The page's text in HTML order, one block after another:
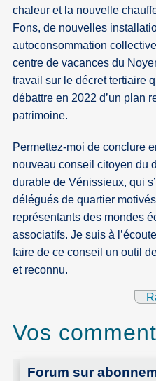
chaleur et la nouvelle
Fons, de nouvelles
autoconsommation
centre de vacances du
travail sur le décret tertiaire
débattre en 2022 d’un plan
patrimoine.
Permettez-moi de conclure
nouveau conseil citoyen du
durable de Vénissieux, qui
délégués de quartier
représentants des mondes
associatifs. Je suis à
faire de ce conseil un outil
et reconnu.
Vos
Forum sur